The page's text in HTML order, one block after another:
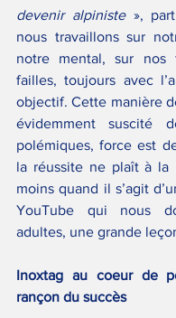
devenir alpiniste »,
nous travaillons sur
notre mental, sur nos
failles, toujours avec
objectif. Cette manière
évidemment suscité
polémiques, force est
la réussite ne plaît à la
moins quand il s’agit
YouTube qui nous
adultes, une grande
Inoxtag au coeur de
rançon du succès